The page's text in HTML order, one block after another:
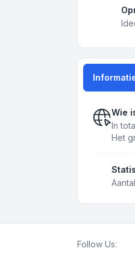
Wie
In
Het
Follow Us: